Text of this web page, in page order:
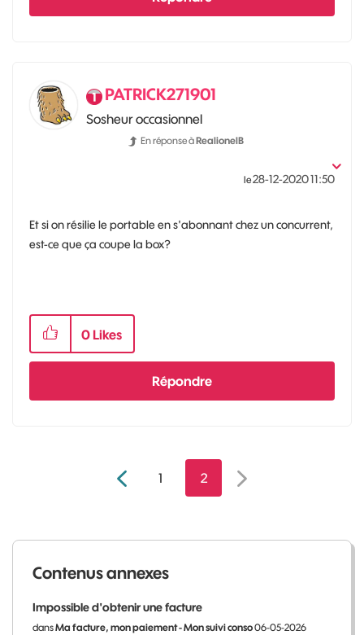
PATRICK271901
Sosheur occasionnel
En réponse àRealionelB
le‎28-12-202011:50
Et si on résilie le portable en s'abonnant chez un concurrent,
est-ce que ça coupe la box?
0 Likes
Répondre
1 2
Contenus annexes
Impossible d'obtenir une facture
dansMa facture, mon paiement - Mon suivi conso06-05-2026